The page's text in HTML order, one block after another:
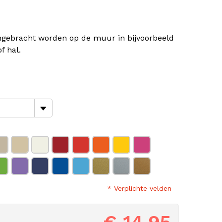
worden op de muur in bijvoorbeeld
hal.
* Verplichte velden